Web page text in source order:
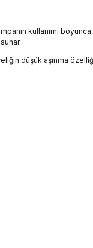
kullanımı
düşük aşınma